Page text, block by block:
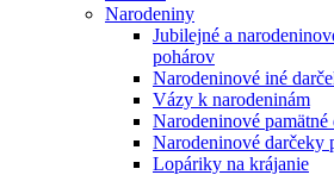
Narodeniny
Jubilejné a
pohárov
Narodeninové iné
Vázy k narodeninám
Narodeninové
Narodeninové darčeky
Lopáriky na krájanie